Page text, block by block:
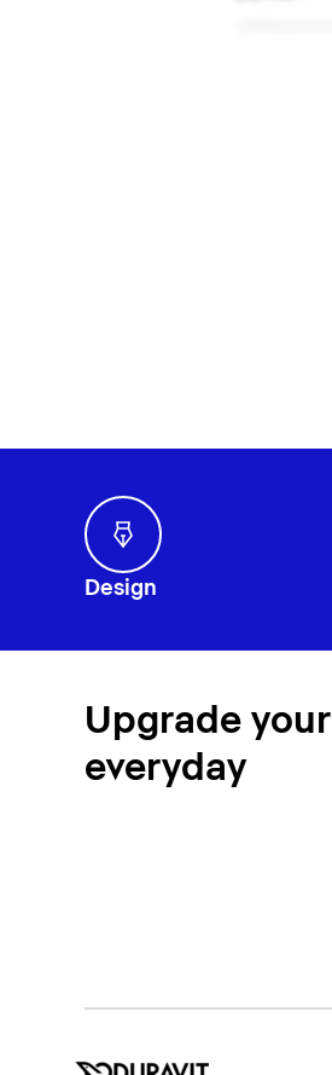
Design
Upgrade your
everyday